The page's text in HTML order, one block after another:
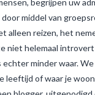
begrijpen uw
middel van
alleen reizen, het
niet helemaal
minder waar.
leeftijd of waar je